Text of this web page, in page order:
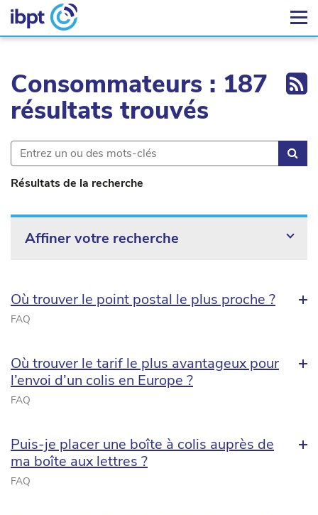
Consommateurs : 187
résultats trouvés
Résultats de la recherche
Affiner votre recherche
Où trouver le point postal le plus proche ?
FAQ
Où trouver le tarif le plus avantageux pour
l’envoi d’un colis en Europe ?
FAQ
Puis-je placer une boîte à colis auprès de
ma boîte aux lettres ?
FAQ